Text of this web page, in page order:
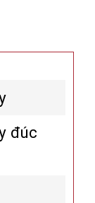
đúc